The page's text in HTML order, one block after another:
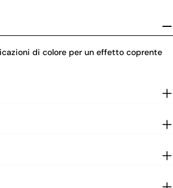
di colore per un effetto coprente